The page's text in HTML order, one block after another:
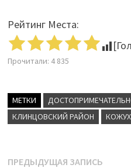
Рейтинг Места:
Прочитали: 4 835
МЕТКИ
КЛИНЦОВСКИЙ РАЙОН
ПРЕДЫДУЩАЯ ЗАПИСЬ